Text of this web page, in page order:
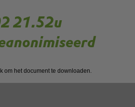
21.52u
om het document te downloaden.